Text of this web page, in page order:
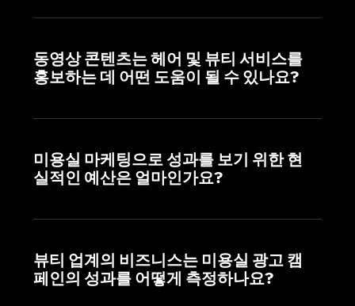
동영상 콘텐츠는 헤어 및 뷰티 서비스를
홍보하는 데 어떤 도움이 될 수 있나요?
미용실 마케팅으로 성과를 보기 위한 현
실적인 예산은 얼마인가요?
뷰티 업계의 비즈니스는 미용실 광고 캠
페인의 성과를 어떻게 측정하나요?